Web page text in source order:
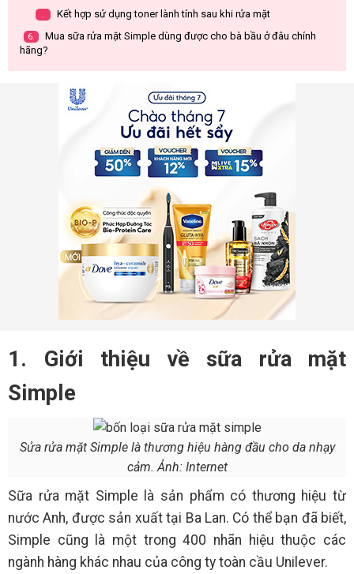
. Kết hợp sử dụng toner lành tính sau khi rửa mặt
6.
Mua sữa rửa mặt Simple dùng được cho bà bầu ở đâu chính
hãng?
1. Giới thiệu về sữa rửa mặt
Simple
Sửa rửa mặt Simple là thương hiệu hàng đầu cho da nhạy
cảm. Ảnh: Internet
Sữa rửa mặt Simple là sản phẩm có thương hiệu từ
nước Anh, được sản xuất tại Ba Lan. Có thể bạn đã biết,
Simple cũng là một trong 400 nhãn hiệu thuộc các
ngành hàng khác nhau của công ty toàn cầu Unilever.